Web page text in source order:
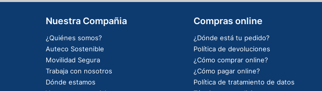
Nuestra Compañia
¿Quiénes somos?
Auteco Sostenible
Movilidad Segura
Trabaja con nosotros
Dónde estamos
Compras online
¿Dónde está tu pedido?
Política de devoluciones
¿Cómo comprar online?
¿Cómo pagar online?
Política de tratamiento de datos